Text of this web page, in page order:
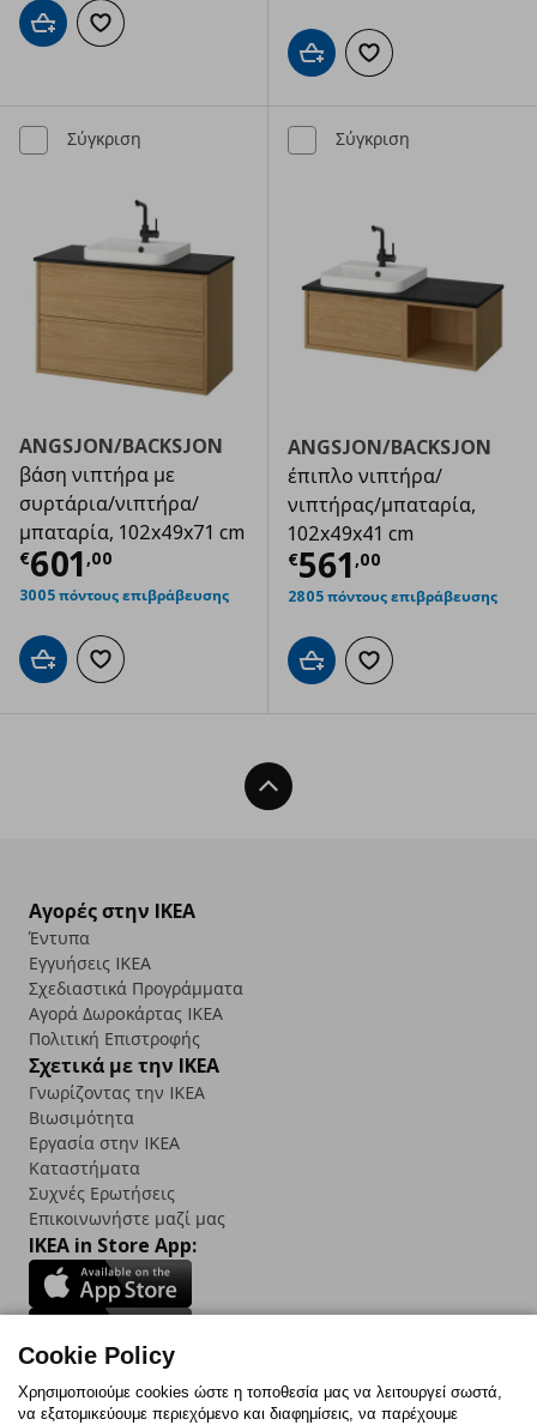
Προσθήκη στο καλάθι
Προσθήκη στα αγαπημένα
Προσθήκη στο καλάθι
Προσθήκη στα
Σύγκριση
ANGSJON/BACKSJON
βάση νιπτήρα με
συρτάρια/νιπτήρα/
μπαταρία, 102x49x71 cm
€601 ,00
Τρέχουσα τιμή € 601,00
3005 πόντους επιβράβευσης
Προσθήκη στο καλάθι
Προσθήκη στα αγαπημένα
Σύγκριση
ANGSJON/BACKSJON
έπιπλο νιπτήρα/
νιπτήρας/μπαταρία,
102x49x41 cm
€561 ,00
Τρέχουσα
2805 πόντους επιβράβευσης
Προσθήκη στο καλάθι
Προσθήκη στα
Back To Top
Αγορές στην IKEA
Έντυπα
Εγγυήσεις IKEA
Σχεδιαστικά Προγράμματα
Αγορά Δωρoκάρτας IKEA
Πολιτική Επιστροφής
Σχετικά με την IKEA
Γνωρίζοντας την IKEA
Βιωσιμότητα
Εργασία στην IKEA
Καταστήματα
Συχνές Ερωτήσεις
Επικοινωνήστε μαζί μας
IKEA in Store App:
Follow us:
FacebookInstagram
TikTokYoutubePinterestTwitter
Cookie Policy
Χρησιμοποιούμε cookies ώστε η τοποθεσία μας να λειτουργεί σωστά,
να εξατομικεύουμε περιεχόμενο και διαφημίσεις, να παρέχουμε